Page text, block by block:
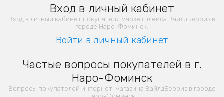
Вход в личный кабинет
Вход в личный кабинет покупателя маркетплейса ВайлдБерриз в
городе Наро-Фоминск:
Войти в личный кабинет
Частые вопросы покупателей в г.
Наро-Фоминск
Вопросы покупателей интернет-магазина ВайлдБерриз в городе